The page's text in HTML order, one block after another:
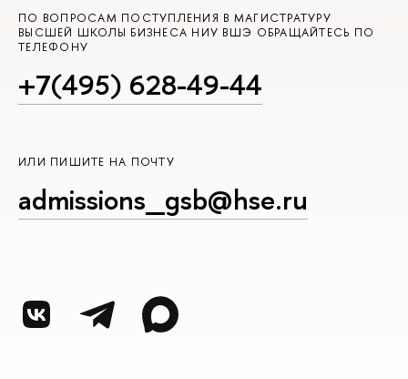
ПО ВОПРОСАМ ПОСТУПЛЕНИЯ В МАГИСТРАТУРУ
ВЫСШЕЙ ШКОЛЫ БИЗНЕСА НИУ ВШЭ ОБРАЩАЙТЕСЬ ПО
ТЕЛЕФОНУ
+7(495) 628-49-44
ИЛИ ПИШИТЕ НА ПОЧТУ
admissions_gsb@hse.ru